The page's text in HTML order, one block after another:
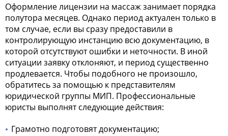
Оформление лицензии на массаж занимает порядка
полутора месяцев. Однако период актуален только в
том случае, если вы сразу предоставили в
контролирующую инстанцию всю документацию, в
которой отсутствуют ошибки и неточности. В иной
ситуации заявку отклоняют, и период существенно
продлевается. Чтобы подобного не произошло,
обратитесь за помощью к представителям
юридической группы МИП. Профессиональные
юристы выполнят следующие действия:
Грамотно подготовят документацию;